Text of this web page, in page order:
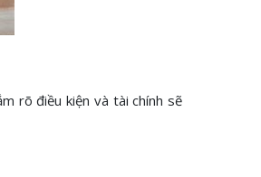
rõ điều kiện và tài chính sẽ